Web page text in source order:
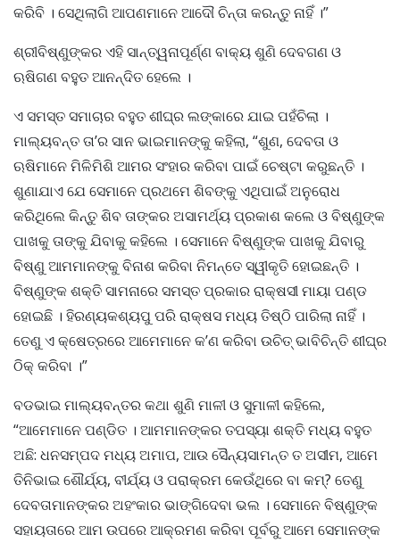
କରିବି । ସେଥିଲାଗି ଆପଣମାନେ ଆଦୌ ଚିନ୍ତା କରନ୍ତୁ ନାହିଁ ।”
ଶ୍ରୀବିଷ୍ଣୁଙ୍କର ଏହି ସାନ୍ତ୍ୱନାପୂର୍ଣ୍ଣ ବାକ୍ୟ ଶୁଣି ଦେବଗଣ ଓ
ଋଷିଗଣ ବହୁତ ଆନନ୍ଦିତ ହେଲେ ।
ଏ ସମସ୍ତ ସମାଚାର ବହୁତ ଶୀଘ୍ର ଲଙ୍କାରେ ଯାଇ ପହଁଚିଲା ।
ମାଲ୍ୟବନ୍ତ ତା’ର ସାନ ଭାଇମାନଙ୍କୁ କହିଲା, “ଶୁଣ, ଦେବତା ଓ
ଋଷିମାନେ ମିଳିମିଶି ଆମର ସଂହାର କରିବା ପାଇଁ ଚେଷ୍ଟା କରୁଛନ୍ତି ।
ଶୁଣାଯାଏ ଯେ ସେମାନେ ପ୍ରଥମେ ଶିବଙ୍କୁ ଏଥିପାଇଁ ଅନୁରୋଧ
କରିଥିଲେ କିନ୍ତୁ ଶିବ ତାଙ୍କର ଅସାମର୍ଥ୍ୟ ପ୍ରକାଶ କଲେ ଓ ବିଷ୍ଣୁଙ୍କ
ପାଖକୁ ତାଙ୍କୁ ଯିବାକୁ କହିଲେ । ସେମାନେ ବିଷ୍ଣୁଙ୍କ ପାଖକୁ ଯିବାରୁ
ବିଷ୍ଣୁ ଆମମାନଙ୍କୁ ବିନାଶ କରିବା ନିମନ୍ତେ ସ୍ୱୀକୃତି ହୋଇଛନ୍ତି ।
ବିଷ୍ଣୁଙ୍କ ଶକ୍ତି ସାମନାରେ ସମସ୍ତ ପ୍ରକାର ରାକ୍ଷସୀ ମାୟା ପଣ୍ଡ
ହୋଇଛି । ହିରଣ୍ୟକଶ୍ୟପୁ ପରି ରାକ୍ଷସ ମଧ୍ୟ ତିଷ୍ଠି ପାରିଲା ନାହିଁ ।
ତେଣୁ ଏ କ୍ଷେତ୍ରରେ ଆମେମାନେ କ’ଣ କରିବା ଉଚିତ୍ ଭାବିଚିନ୍ତି ଶୀଘ୍ର
ଠିକ୍ କରିବା ।”
ବଡଭାଇ ମାଲ୍ୟବନ୍ତର କଥା ଶୁଣି ମାଳୀ ଓ ସୁମାଳୀ କହିଲେ,
“ଆମେମାନେ ପଣ୍ଡିତ । ଆମମାନଙ୍କର ତପସ୍ୟା ଶକ୍ତି ମଧ୍ୟ ବହୁତ
ଅଛି: ଧନସମ୍ପଦ ମଧ୍ୟ ଅମାପ, ଆଉ ସୈନ୍ୟସାମନ୍ତ ତ ଅସୀମ, ଆମେ
ତିନିଭାଇ ଶୌର୍ଯ୍ୟ, ବୀର୍ଯ୍ୟ ଓ ପରାକ୍ରମ କେଉଁଥିରେ ବା କମ୍? ତେଣୁ
ଦେବତାମାନଙ୍କର ଅହଂକାର ଭାଙ୍ଗିଦେବା ଭଲ । ସେମାନେ ବିଷ୍ଣୁଙ୍କ
ସହାୟତାରେ ଆମ ଉପରେ ଆକ୍ରମଣ କରିବା ପୂର୍ବରୁ ଆମେ ସେମାନଙ୍କ